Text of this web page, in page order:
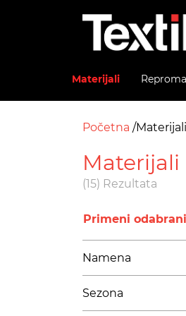
Materijali
Početna Materijali
Materijali
(15) Rezultata
Primeni
Namena
Sezona